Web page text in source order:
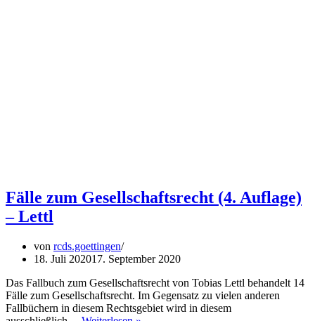
Fälle zum Gesellschaftsrecht (4. Auflage)
– Lettl
von rcds.goettingen
18. Juli 202017. September 2020
Das Fallbuch zum Gesellschaftsrecht von Tobias Lettl behandelt 14
Fälle zum Gesellschaftsrecht. Im Gegensatz zu vielen anderen
Fallbüchern in diesem Rechtsgebiet wird in diesem